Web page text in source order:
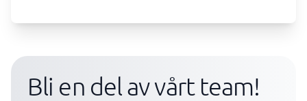
Bli en del av vårt team!